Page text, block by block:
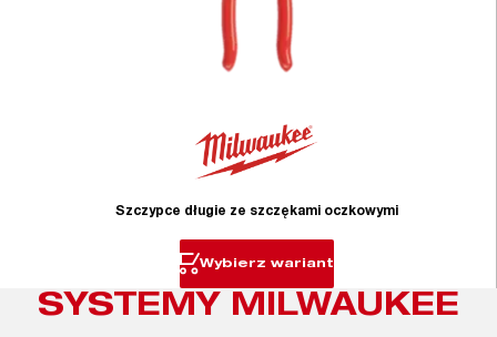
Szczypce długie ze szczękami oczkowymi
Wybierz wariant
SYSTEMY MILWAUKEE